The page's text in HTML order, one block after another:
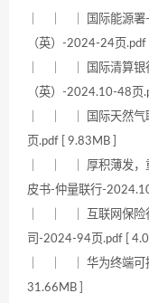
｜ ｜ ｜ 国际能源署-
（英）-2024-24页.pdf
｜ ｜ ｜ 国际清算银
（英）-2024.10-48页
｜ ｜ ｜ 国际天然气
页.pdf [ 9.83MB ]
｜ ｜ ｜ 厚积薄发，
皮书-仲量联行-
｜ ｜ ｜ 互联网保险
司-2024-94页.pdf [
｜ ｜ ｜ 华为终端可
31.66MB ]